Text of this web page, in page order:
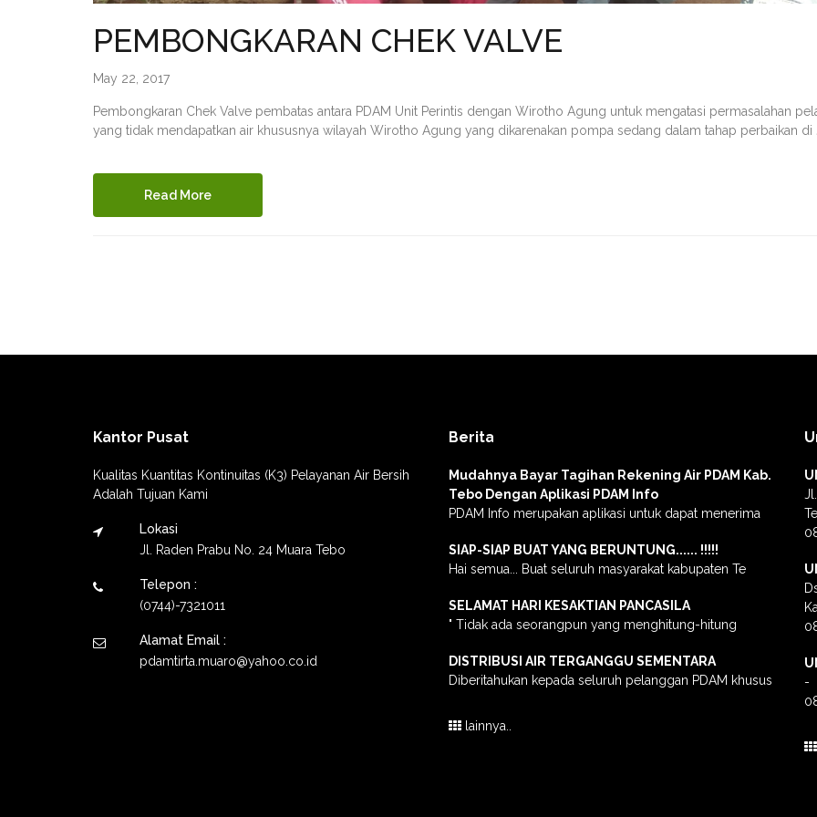
PEMBONGKARAN CHEK VALVE
May 22, 2017
Pembongkaran Chek Valve pembatas antara PDAM Unit Perintis dengan Wirotho Agung untuk mengatasi permasalahan
yang tidak mendapatkan air khususnya wilayah Wirotho Agung yang dikarenakan pompa sedang dalam tahap perbaikan di
Read More
Kantor Pusat
Kualitas Kuantitas Kontinuitas (K3) Pelayanan Air Bersih
Adalah Tujuan Kami
Lokasi
Jl. Raden Prabu No. 24 Muara Tebo
Telepon :
(0744)-7321011
Alamat Email :
pdamtirta.muaro@yahoo.co.id
Berita
Mudahnya Bayar Tagihan Rekening Air PDAM Kab.
Tebo Dengan Aplikasi PDAM Info
PDAM Info merupakan aplikasi untuk dapat menerima
SIAP-SIAP BUAT YANG BERUNTUNG...... !!!!!
Hai semua... Buat seluruh masyarakat kabupaten Te
SELAMAT HARI KESAKTIAN PANCASILA
" Tidak ada seorangpun yang menghitung-hitung
DISTRIBUSI AIR TERGANGGU SEMENTARA
Diberitahukan kepada seluruh pelanggan PDAM khusus
lainnya..
-